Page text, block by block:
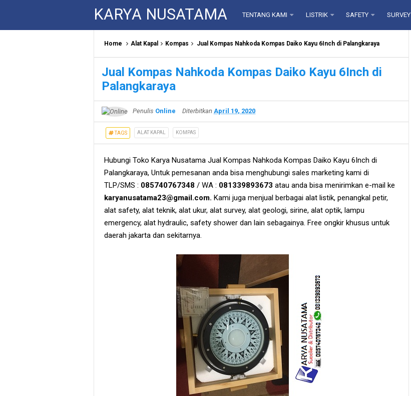
KARYA NUSATAMA TENTANG KAMI LISTRIK SAFETY SURVEY
Home Alat Kapal Kompas Jual Kompas Nahkoda Kompas Daiko Kayu 6Inch di Palangkaraya
Jual Kompas Nahkoda Kompas Daiko Kayu 6Inch di
Palangkaraya
Penulis Online Diterbitkan April 19, 2020
TAGS ALAT KAPAL KOMPAS
Hubungi Toko Karya Nusatama Jual Kompas Nahkoda Kompas Daiko Kayu 6Inch di
Palangkaraya, Untuk pemesanan anda bisa menghubungi sales marketing kami di
TLP/SMS : 085740767348 / WA : 081339893673 atau anda bisa menirimkan e-mail ke
karyanusatama23@gmail.com. Kami juga menjual berbagai alat listik, penangkal petir,
alat safety, alat teknik, alat ukur, alat survey, alat geologi, sirine, alat optik, lampu
emergency, alat hydraulic, safety shower dan lain sebagainya. Free ongkir khusus untuk
daerah jakarta dan sekitarnya.